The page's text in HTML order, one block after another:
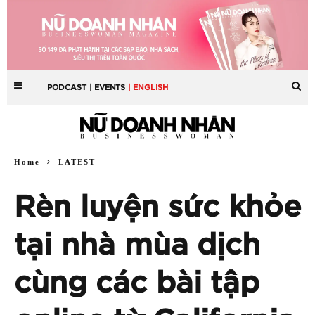
PODCAST | EVENTS | ENGLISH
Home LATEST
Rèn luyện sức khỏe
tại nhà mùa dịch
cùng các bài tập